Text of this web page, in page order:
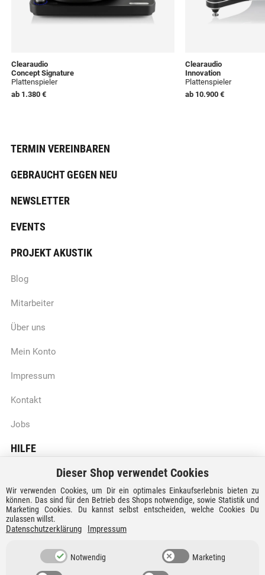
Clearaudio
Concept Signature
Plattenspieler
ab 1.380 €
Clearaudio
Innovation
Plattenspieler
ab 10.900 €
TERMIN VEREINBAREN
GEBRAUCHT GEGEN NEU
NEWSLETTER
EVENTS
PROJEKT AKUSTIK
Blog
Mitarbeiter
Über uns
Mein Konto
Impressum
Kontakt
Jobs
HILFE
Batteriegesetzhinweise
Vertrag widerrufen
Versandkosten und Lieferzeiten
Zahlungsarten
Dieser Shop verwendet Cookies
Wir verwenden Cookies, um Dir ein optimales Einkaufserlebnis bieten zu
können. Das sind für den Betrieb des Shops notwendige, sowie Statistik und
Marketing Cookies. Du kannst selbst entscheiden, welche Cookies Du
zulassen willst.
Datenschutzerklärung Impressum
Notwendig Marketing